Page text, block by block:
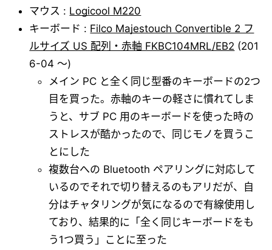
マウス : Logicool M220
キーボード : Filco Majestouch Convertible 2 フ
ルサイズ US 配列・赤軸 FKBC104MRL/EB2 (201
6-04 ～)
メイン PC と全く同じ型番のキーボードの2つ
目を買った。赤軸のキーの軽さに慣れてしま
うと、サブ PC 用のキーボードを使った時の
ストレスが酷かったので、同じモノを買うこ
とにした
複数台への Bluetooth ペアリングに対応して
いるのでそれで切り替えるのもアリだが、自
分はチャタリングが気になるので有線使用し
ており、結果的に「全く同じキーボードをも
う1つ買う」ことに至った